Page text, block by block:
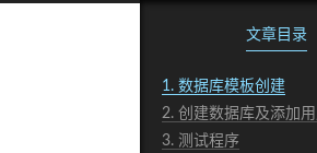
文章目录
1. 数据库模板创建
2. 创建数据库及添加用
3. 测试程序